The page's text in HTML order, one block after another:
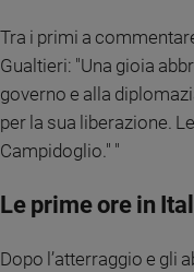
Libri
Musica
Arte
ed
Genitori
figli
Tra i primi a
Gualtieri: "Una gioia
governo e alla
per la sua liberazione.
Campidoglio." "
Le prime ore in
Dopo l’atterraggio e gli